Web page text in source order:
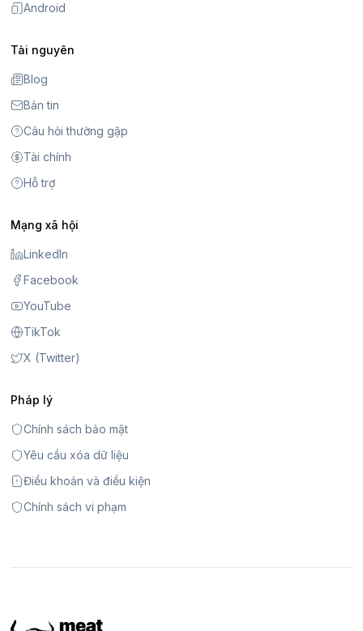
Android
Tài nguyên
Blog
Bản tin
Câu hỏi thường gặp
Tài chính
Hỗ trợ
Mạng xã hội
LinkedIn
Facebook
YouTube
TikTok
X (Twitter)
Pháp lý
Chính sách bảo mật
Yêu cầu xóa dữ liệu
Điều khoản và điều kiện
Chính sách vi phạm